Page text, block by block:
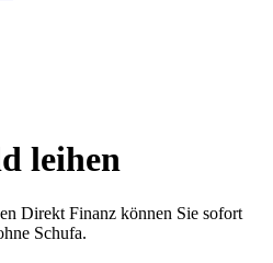
leihen
Direkt Finanz können Sie sofort
Schufa.